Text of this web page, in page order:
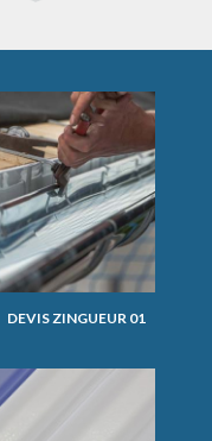
DEVIS ZINGUEUR 01